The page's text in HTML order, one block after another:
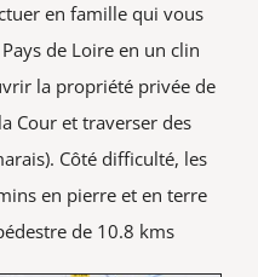
en famille qui vous
de Loire en un clin
la propriété privée de
Cour et traverser des
Côté difficulté, les
en pierre et en terre
de 10.8 kms